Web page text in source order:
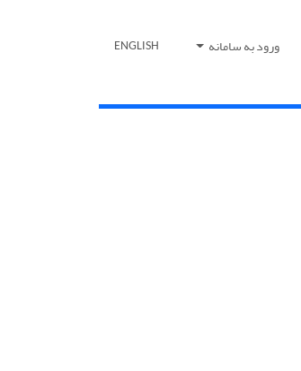
ورود به سامانه ENGLISH